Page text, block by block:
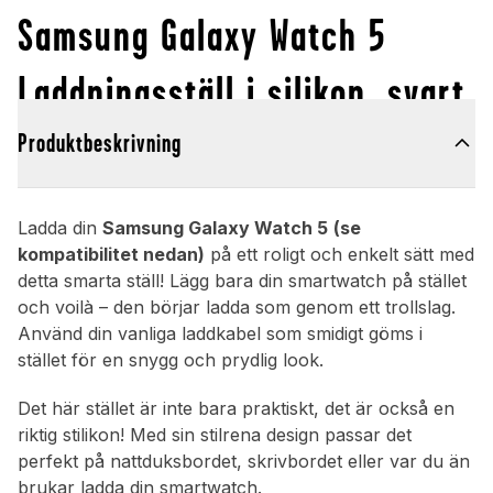
Samsung Galaxy Watch 5
Laddningsställ i silikon, svart
Produktbeskrivning
Ladda din Samsung Galaxy Watch 5 (se
kompatibilitet nedan) på ett roligt och enkelt sätt med
detta smarta ställ! Lägg bara din smartwatch på stället
och voilà – den börjar ladda som genom ett trollslag.
Använd din vanliga laddkabel som smidigt göms i
stället för en snygg och prydlig look.
Det här stället är inte bara praktiskt, det är också en
riktig stilikon! Med sin stilrena design passar det
perfekt på nattduksbordet, skrivbordet eller var du än
brukar ladda din smartwatch.